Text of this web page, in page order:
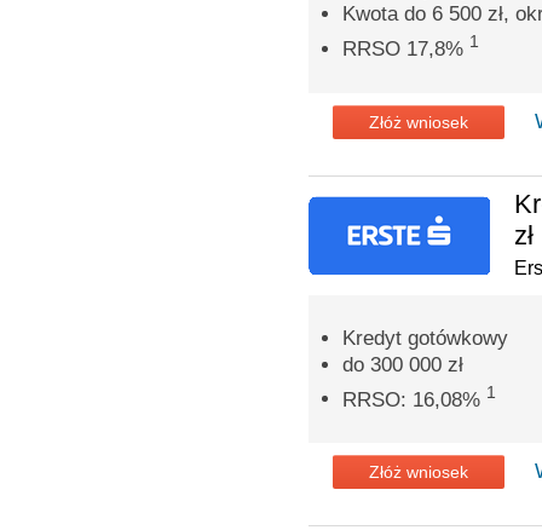
Kwota do 6 500 zł,
RRSO 17,8% 1
Złóż wniosek
zł
Kredyt gotówkowy
do 300 000 zł
RRSO: 16,08% 1
Złóż wniosek